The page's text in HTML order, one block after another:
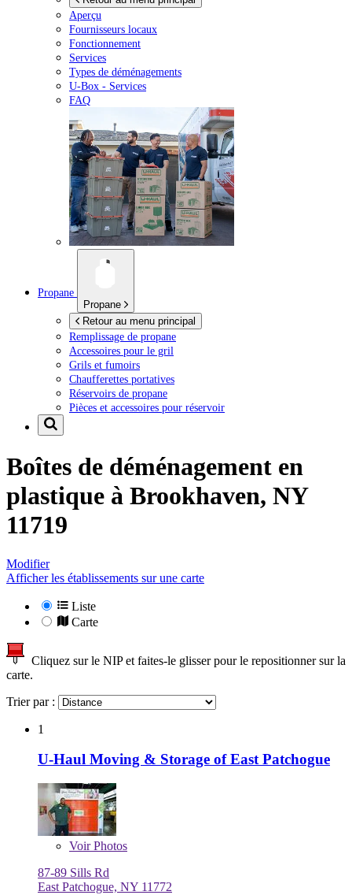
Aperçu
Fournisseurs locaux
Fonctionnement
Services
Types de déménagements
U-Box - Services
FAQ
Propane
Propane
Retour au menu principal
Remplissage de propane
Accessoires pour le gril
Grils et fumoirs
Chaufferettes portatives
Réservoirs de propane
Pièces et accessoires pour réservoir
Boîtes de déménagement en
plastique à Brookhaven, NY
11719
Modifier
Afficher les établissements sur une carte
Liste
Carte
Cliquez sur le NIP et faites-le glisser pour le repositionner sur la
carte.
Trier par :
1
U-Haul Moving & Storage of East Patchogue
VoirPhotos
87-89 Sills Rd
East Patchogue, NY 11772